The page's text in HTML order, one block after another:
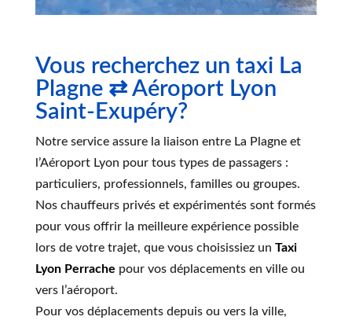
Vous recherchez un taxi La
Plagne ⇄ Aéroport Lyon
Saint-Exupéry?
Notre service assure la liaison entre La Plagne et
l’Aéroport Lyon pour tous types de passagers :
particuliers, professionnels, familles ou groupes.
Nos chauffeurs privés et expérimentés sont formés
pour vous offrir la meilleure expérience possible
lors de votre trajet, que vous choisissiez un Taxi
Lyon Perrache pour vos déplacements en ville ou
vers l’aéroport.
Pour vos déplacements depuis ou vers la ville,